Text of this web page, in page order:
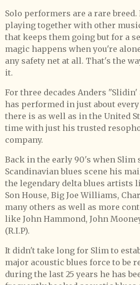
Solo performers are a rare
playing together with other
that keeps them going but for a
magic happens when you're
any safety net at all. That's the
it.
For three decades Anders
has performed in just about
there is as well as in the United
time with just his trusted
company.
Back in the early 90's when Slim
Scandinavian blues scene his
the legendary delta blues artists
Son House, Big Joe Williams,
many others as well as more
like John Hammond, John
(R.I.P).
It didn't take long for Slim to
major acoustic blues force to be
during the last 25 years he has